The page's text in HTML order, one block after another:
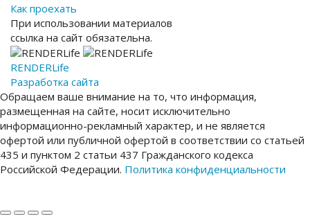
Как проехать
При использовании материалов
ссылка на сайт обязательна.
RENDERLife
Разработка сайта
Обращаем ваше внимание на то, что информация,
размещенная на сайте, носит исключительно
информационно-рекламный характер, и не является
офертой или публичной офертой в соответствии со статьей
435 и пунктом 2 статьи 437 Гражданского кодекса
Российской Федерации. Политика конфиденциальности